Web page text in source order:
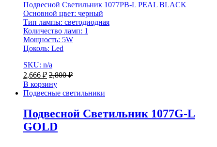
Подвесной Светильник 1077PB-L PEAL BLACK
Основной цвет: черный
Тип лампы: светодиодная
Количество ламп: 1
Мощность: 5W
Цоколь: Led
SKU: n/a
2,666 ₽ 2,800₽
В корзину
Подвесные светильники
Подвесной Светильник 1077G-L
GOLD